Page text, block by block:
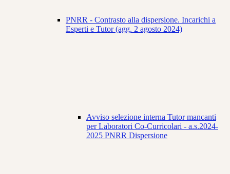
PNRR - Contrasto alla dispersione. Incarichi a
Esperti e Tutor (agg. 2 agosto 2024)
Avviso selezione interna Tutor mancanti
per Laboratori Co-Curricolari - a.s.2024-
2025 PNRR Dispersione